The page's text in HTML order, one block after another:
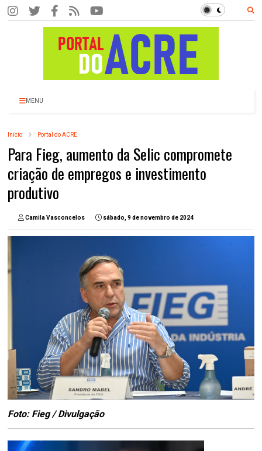
MENU
Início Portal do ACRE
Para Fieg, aumento da Selic compromete
criação de empregos e investimento
produtivo
Camila Vasconcelos sábado, 9 de novembro de 2024
Foto: Fieg / Divulgação